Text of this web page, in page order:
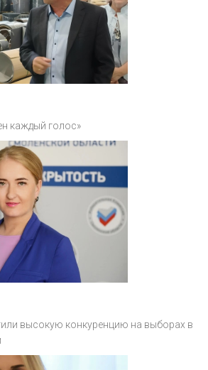
каждый голос»
высокую конкуренцию на выборах в